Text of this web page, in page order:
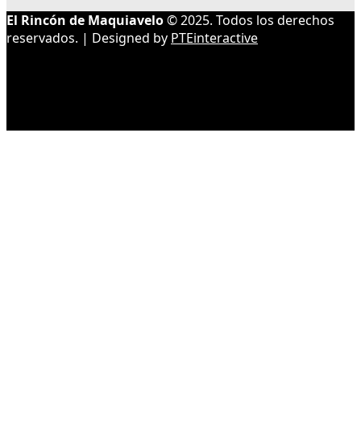
El Rincón de Maquiavelo© 2025. Todos los derechos
reservados. | Designed by PTEinteractive